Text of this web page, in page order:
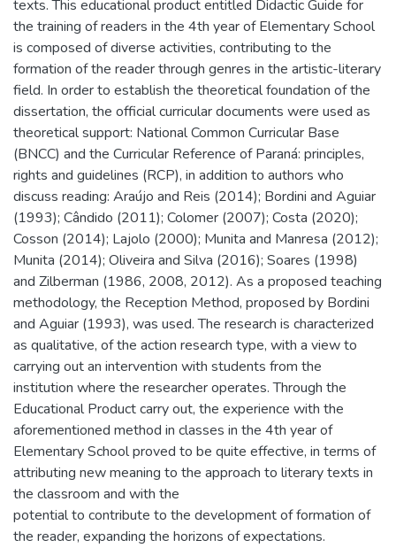
texts. This educational product entitled Didactic Guide for
the training of readers in the 4th year of Elementary School
is composed of diverse activities, contributing to the
formation of the reader through genres in the artistic-literary
field. In order to establish the theoretical foundation of the
dissertation, the official curricular documents were used as
theoretical support: National Common Curricular Base
(BNCC) and the Curricular Reference of Paraná: principles,
rights and guidelines (RCP), in addition to authors who
discuss reading: Araújo and Reis (2014); Bordini and Aguiar
(1993); Cândido (2011); Colomer (2007); Costa (2020);
Cosson (2014); Lajolo (2000); Munita and Manresa (2012);
Munita (2014); Oliveira and Silva (2016); Soares (1998)
and Zilberman (1986, 2008, 2012). As a proposed teaching
methodology, the Reception Method, proposed by Bordini
and Aguiar (1993), was used. The research is characterized
as qualitative, of the action research type, with a view to
carrying out an intervention with students from the
institution where the researcher operates. Through the
Educational Product carry out, the experience with the
aforementioned method in classes in the 4th year of
Elementary School proved to be quite effective, in terms of
attributing new meaning to the approach to literary texts in
the classroom and with the
potential to contribute to the development of formation of
the reader, expanding the horizons of expectations.